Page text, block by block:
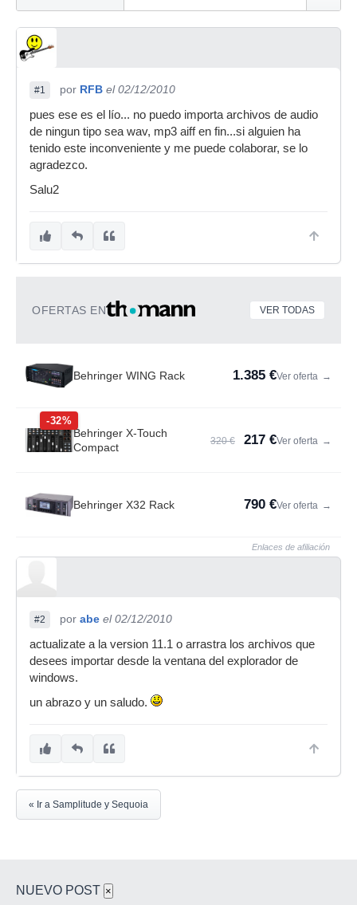
#1 por RFB el 02/12/2010
pues ese es el lío... no puedo importa archivos de audio
de ningun tipo sea wav, mp3 aiff en fin...si alguien ha
tenido este inconveniente y me puede colaborar, se lo
agradezco.
Salu2
OFERTAS EN VER TODAS
Behringer WING Rack 1.385 €Ver oferta →
-32%
Behringer X-Touch
Compact
320 € 217 €Ver oferta →
Behringer X32 Rack 790 €Ver oferta →
Enlaces de afiliación
#2 por abe el 02/12/2010
actualizate a la version 11.1 o arrastra los archivos que
desees importar desde la ventana del explorador de
windows.
un abrazo y un saludo.
« Ir a Samplitude y Sequoia
NUEVO POST ×